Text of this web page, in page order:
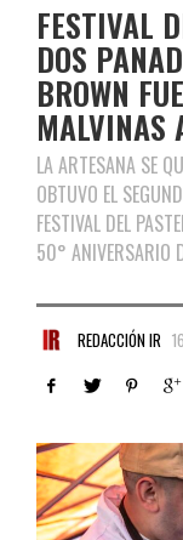
FESTIVAL
DOS
BROWN
MALVINAS
LA ARTESANA SE
OBTUVO EL
FESTIVAL DEL
50° ANIVERSARIO
REDACCIÓN IR